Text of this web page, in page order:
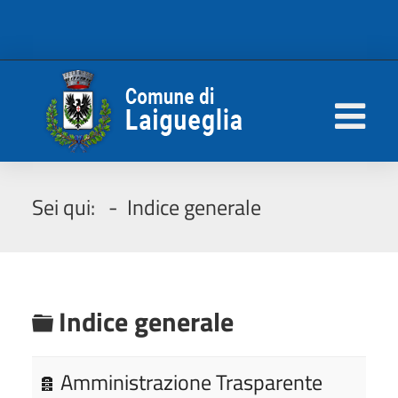
Sei qui: Indice generale
C
r
Indice generale
a
Amministrazione Trasparente